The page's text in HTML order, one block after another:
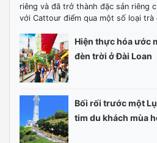
riêng và đã trở thành đặc sản riêng
với Cattour điểm qua một số loại trà
Hiện thực hóa ước
đèn trời ở Đài Loan
Bối rối trước một
tim du khách mùa